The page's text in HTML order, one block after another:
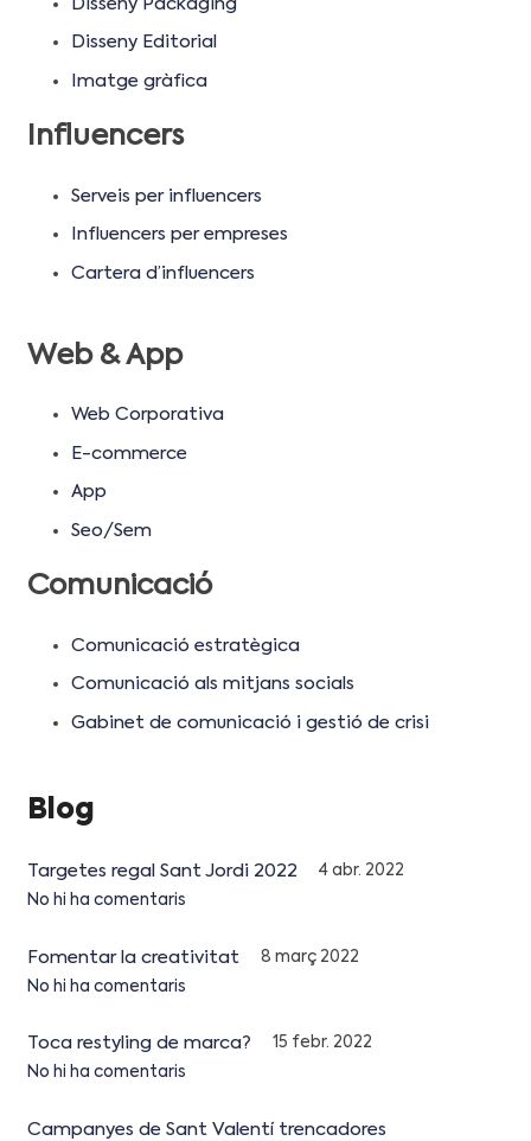
Disseny Packaging
Disseny Editorial
Imatge gràfica
Influencers
Serveis per influencers
Influencers per empreses
Cartera d’influencers
Web & App
Web Corporativa
E-commerce
App
Seo/Sem
Comunicació
Comunicació estratègica
Comunicació als mitjans socials
Gabinet de comunicació i gestió de crisi
Blog
Targetes regal Sant Jordi 2022
4 abr. 2022
No hi ha comentaris
Fomentar la creativitat
8 març 2022
No hi ha comentaris
Toca restyling de marca?
15 febr. 2022
No hi ha comentaris
Campanyes de Sant Valentí trencadores